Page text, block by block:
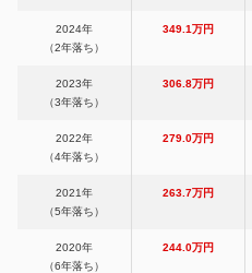
2024年
（2年落ち）
349.1万円
2023年
（3年落ち）
306.8万円
2022年
（4年落ち）
279.0万円
2021年
（5年落ち）
263.7万円
2020年
（6年落ち）
244.0万円